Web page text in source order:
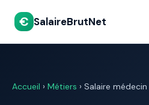
€ SalaireBrutNet
Accueil › Métiers › Salaire médecin